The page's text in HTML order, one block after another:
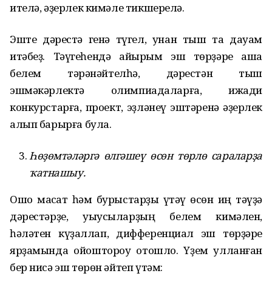
ителә, әҙерлек кимәле тикшерелә.
Эште дәрестә генә түгел, унан тыш та дауам
итәбеҙ. Тәүгеһендә айырым эш төрҙәре аша
белем тәрәнәйтелһә, дәрестән тыш
эшмәкәрлектә олимпиадаларға, ижади
конкурстарға, проект, эҙләнеү эштәренә әҙерлек
алып барырға була.
Һөҙөмтәләргә өлгәшеү өсөн төрлө сараларҙа
ҡатнашыу.
Ошо маҡсат һәм бурыстарҙы үтәү өсөн иң тәүҙә
дәрестәрҙе, уҡыусыларҙың белем кимәлен,
һәләтен күҙаллап, дифференциал эш төрҙәре
ярҙамында ойоштороу отошло. Үҙем ҡулланған
бер нисә эш төрөн әйтеп үтәм: